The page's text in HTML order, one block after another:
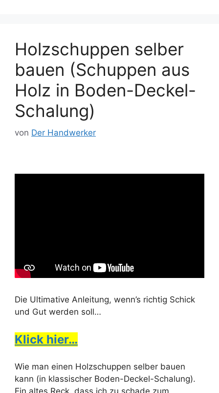
Holzschuppen selber
bauen (Schuppen aus
Holz in Boden-Deckel-
Schalung)
von Der Handwerker
Die Ultimative Anleitung, wenn’s richtig Schick
und Gut werden soll…
Klick hier…
Wie man einen Holzschuppen selber bauen
kann (in klassischer Boden-Deckel-Schalung).